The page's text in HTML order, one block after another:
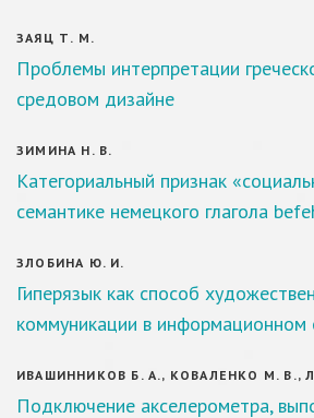
ЗАЯЦ Т. М.
Проблемы интерпретации
средовом дизайне
ЗИМИНА Н. В.
Категориальный признак
семантике немецкого глагола
ЗЛОБИНА Ю. И.
Гиперязык как способ
коммуникации в информационном
ИВАШИННИКОВ Б. А., КОВАЛЕНКО М. В.,
Подключение акселерометра,